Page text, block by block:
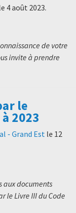
4 août 2023.
de votre
invite à prendre
le
2023
- Grand Est le 12
aux documents
le Livre III du Code